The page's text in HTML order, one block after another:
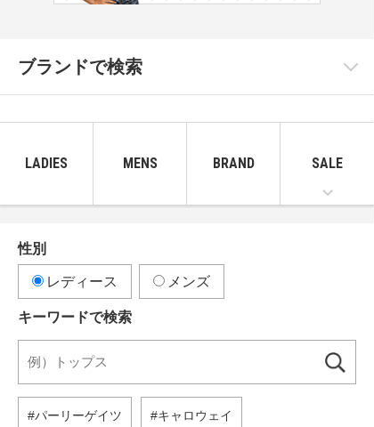
ブランドで検索
LADIES MENS BRAND SALE
性別
レディース メンズ
キーワードで検索
パーリーゲイツ キャロウェイ